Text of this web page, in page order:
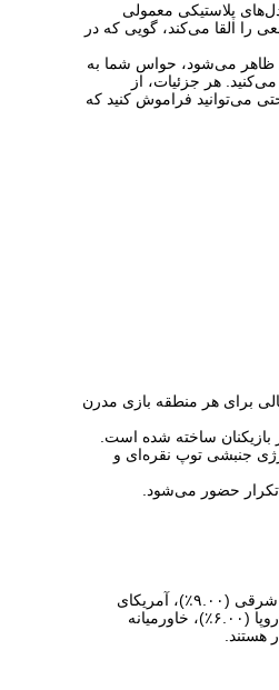
پلاستیکی معمولی
را القا می‌کند، گویی که در
ظاهر می‌شود، حواس شما به
هر جزئیات، از
می‌توانید فراموش کنید که
برای هر منطقه بازی مدرن
ساخته شده است.
جنبشی توپ نقره‌ای و
حضور می‌شود.
ما در گوانگدونگ، چین مستقر هستیم، از سال ۲۰۲۴ شروع به کار کرده‌ایم، به آمریکای جنوبی (۱۰.۰۰٪)، آفریقا (۱۰.۰۰٪)، آسیای جنوب شرقی (۹.۰۰٪)، آمریکای
مرکزی (۹.۰۰٪)، آمریکای شمالی (۸.۰۰٪)، بازار داخلی (۸.۰۰٪)، شمال اروپا (۸.۰۰٪)، غرب اروپا (۸.۰۰٪)، جنوب آسیا (۶.۰۰٪)، جنوب اروپا (۶.۰۰٪)، خاورمیانه